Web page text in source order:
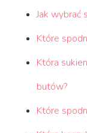
Jak wybrać
Które
Która
butów?
Które